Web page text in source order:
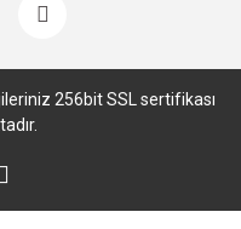
256bit SSL sertifikası